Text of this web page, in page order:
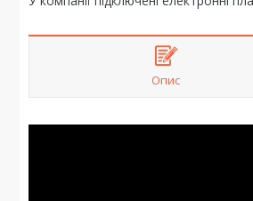
Опис